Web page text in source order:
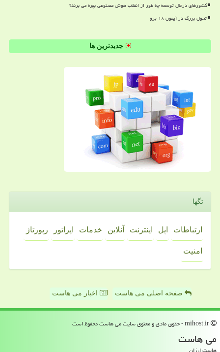
کشورهای درحال توسعه چه طور از انقلاب هوش مصنوعی بهره می برند؟
تحول بزرگ در آیفون ۱۸ پرو
جدیدترین ها
تگها
ارتباطات اپل اینترنت آنلاین خدمات اپراتور رپورتاژ
امنیت
صفحه اصلی می هاست اخبار می هاست
می هاست